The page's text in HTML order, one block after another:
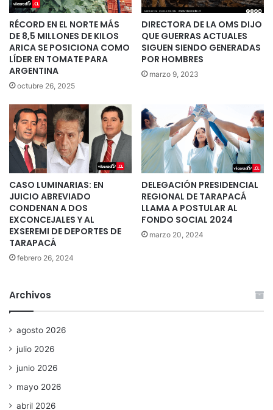
RÉCORD EN EL NORTE MÁS
DE 8,5 MILLONES DE KILOS
ARICA SE POSICIONA COMO
LÍDER EN TOMATE PARA
ARGENTINA
octubre 26, 2025
DIRECTORA DE LA OMS DIJO
QUE GUERRAS ACTUALES
SIGUEN SIENDO GENERADAS
POR HOMBRES
marzo 9, 2023
CASO LUMINARIAS: EN
JUICIO ABREVIADO
CONDENAN A DOS
EXCONCEJALES Y AL
EXSEREMI DE DEPORTES DE
TARAPACÁ
febrero 26, 2024
DELEGACIÓN PRESIDENCIAL
REGIONAL DE TARAPACÁ
LLAMA A POSTULAR AL
FONDO SOCIAL 2024
marzo 20, 2024
Archivos
agosto 2026
julio 2026
junio 2026
mayo 2026
abril 2026